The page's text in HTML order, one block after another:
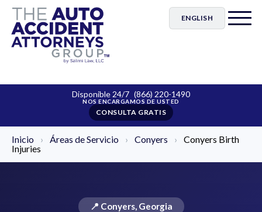
ENGLISH
Disponible 24/7 (866) 220-1490
CONSULTA GRATIS
Inicio › Áreas de Servicio › Conyers ›
Conyers Birth
Injuries
📍 Conyers, Georgia